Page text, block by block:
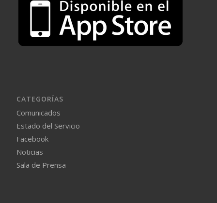
CATEGORÍAS
Comunicados
Estado del Servicio
Facebook
Noticias
Sala de Prensa